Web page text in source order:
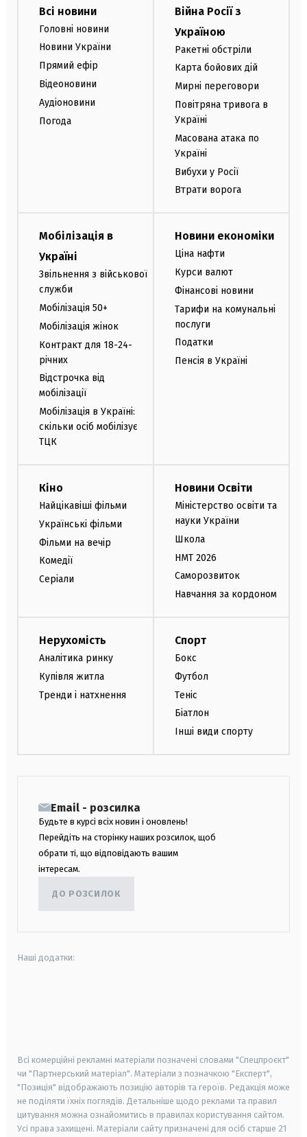
Всі новини
Головні новини
Новини України
Прямий ефір
Відеоновини
Аудіоновини
Погода
Війна Росії з
Україною
Ракетні обстріли
Карта бойових дій
Мирні переговори
Повітряна тривога в
Україні
Масована атака по
Україні
Вибухи у Росії
Втрати ворога
Мобілізація в
Україні
Звільнення з військової
служби
Мобілізація 50+
Мобілізація жінок
Контракт для 18-24-
річних
Відстрочка від
мобілізації
Мобілізація в Україні:
скільки осіб мобілізує
ТЦК
Новини економіки
Ціна нафти
Курси валют
Фінансові новини
Тарифи на комунальні
послуги
Податки
Пенсія в Україні
Кіно
Найцікавіші фільми
Українські фільми
Фільми на вечір
Комедії
Серіали
Новини Освіти
Міністерство освіти та
науки України
Школа
НМТ 2026
Саморозвиток
Навчання за кордоном
Нерухомість
Аналітика ринку
Купівля житла
Тренди і натхнення
Спорт
Бокс
Футбол
Теніс
Біатлон
Інші види спорту
Email - розсилка
Будьте в курсі всіх новин і оновлень!
Перейдіть на сторінку наших розсилок, щоб
обрати ті, що відповідають вашим
інтересам.
ДО РОЗСИЛОК
Наші додатки:
Всі комерційні рекламні матеріали позначені словами "Спецпроєкт"
чи "Партнерський матеріал". Матеріали з позначкою "Експерт",
"Позиція" відображають позицію авторів та героїв. Редакція може
не поділяти їхніх поглядів. Детальніше щодо реклами та правил
цитування можна ознайомитись в правилах користування сайтом.
Усі права захищені. Матеріали сайту призначені для осіб старше 21